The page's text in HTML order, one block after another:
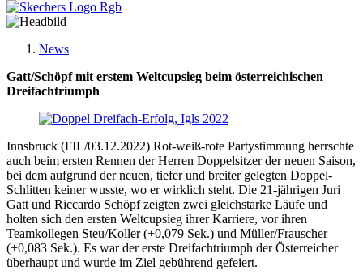
News
Gatt/Schöpf mit erstem Weltcupsieg beim österreichischen
Dreifachtriumph
Innsbruck (FIL/03.12.2022) Rot-weiß-rote Partystimmung herrschte
auch beim ersten Rennen der Herren Doppelsitzer der neuen Saison,
bei dem aufgrund der neuen, tiefer und breiter gelegten Doppel-
Schlitten keiner wusste, wo er wirklich steht. Die 21-jährigen Juri
Gatt und Riccardo Schöpf zeigten zwei gleichstarke Läufe und
holten sich den ersten Weltcupsieg ihrer Karriere, vor ihren
Teamkollegen Steu/Koller (+0,079 Sek.) und Müller/Frauscher
(+0,083 Sek.). Es war der erste Dreifachtriumph der Österreicher
überhaupt und wurde im Ziel gebührend gefeiert.